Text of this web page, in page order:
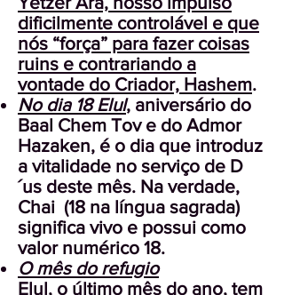
dificilmente controlável e que
nós “força” para fazer coisas
ruins e contrariando a
vontade do Criador, Hashem.
No dia 18 Elul, aniversário do
Baal Chem Tov e do Admor
Hazaken, é o dia que introduz
a vitalidade no serviço de D
´us deste mês. Na verdade,
Chai (18 na língua sagrada)
significa vivo e possui como
valor numérico 18.
O mês do refugio
Elul, o último mês do ano, tem